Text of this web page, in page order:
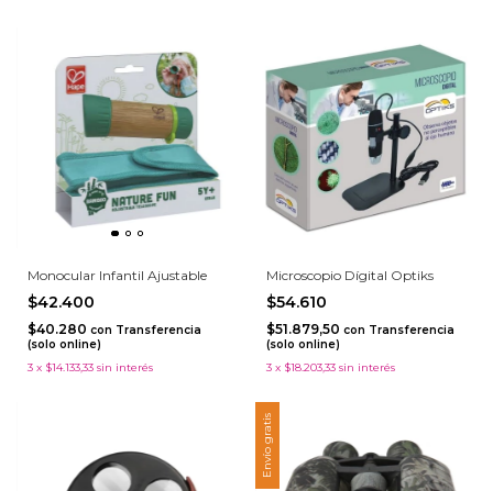
Monocular Infantil Ajustable
$42.400
$40.280 con Transferencia
(solo online)
3 x $14.133,33 sin interés
Microscopio Dígital Optiks
$54.610
$51.879,50 con Transferencia
(solo online)
3 x $18.203,33 sin interés
Envío gratis